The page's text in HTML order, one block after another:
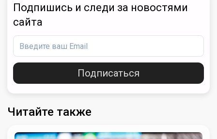
Подпишись и следи за новостями
сайта
Подписаться
Читайте также